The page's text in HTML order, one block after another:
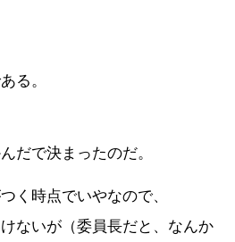
る。
だで決まったのだ。
く時点でいやなので、
ないが（委員長だと、なんか